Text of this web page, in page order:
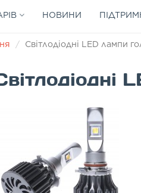
НОВИНИ
Світлодіодні LED лампи